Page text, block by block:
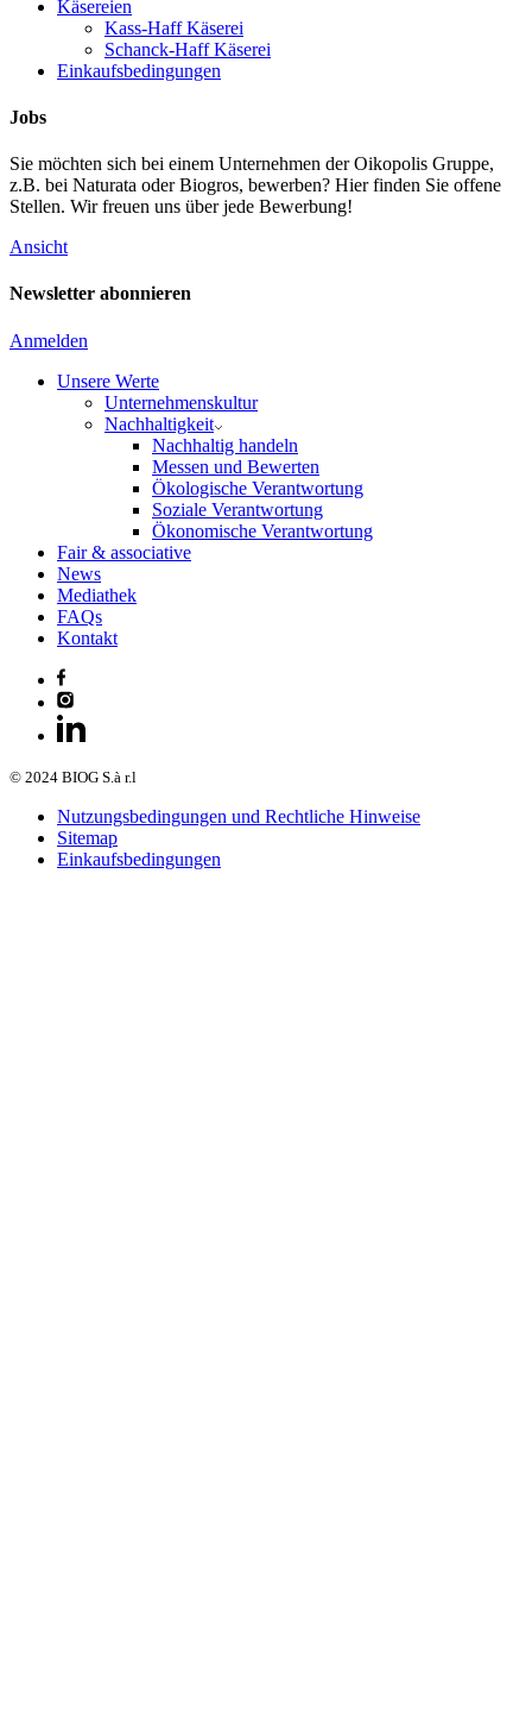
Käsereien
Kass-Haff Käserei
Schanck-Haff Käserei
Einkaufsbedingungen
Jobs
Sie möchten sich bei einem Unternehmen der Oikopolis Gruppe,
z.B. bei Naturata oder Biogros, bewerben? Hier finden Sie offene
Stellen. Wir freuen uns über jede Bewerbung!
Ansicht
Newsletter abonnieren
Anmelden
Unsere Werte
Unternehmenskultur
Nachhaltigkeit
Nachhaltig handeln
Messen und Bewerten
Ökologische Verantwortung
Soziale Verantwortung
Ökonomische Verantwortung
Fair & associative
News
Mediathek
FAQs
Kontakt
© 2024 BIOG S.à r.l
Nutzungsbedingungen und Rechtliche Hinweise
Sitemap
Einkaufsbedingungen